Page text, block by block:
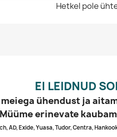
Hetkel pole
EI LEIDNUD
ühendust ja
Müüme erinevate
AD, Exide, Yuasa, Tudor, Centra,